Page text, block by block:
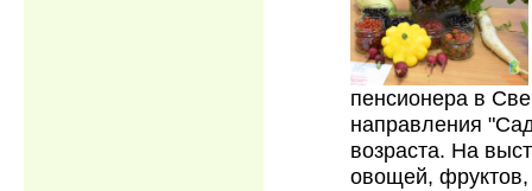
пенсионера в
направления
возраста. На
овощей,